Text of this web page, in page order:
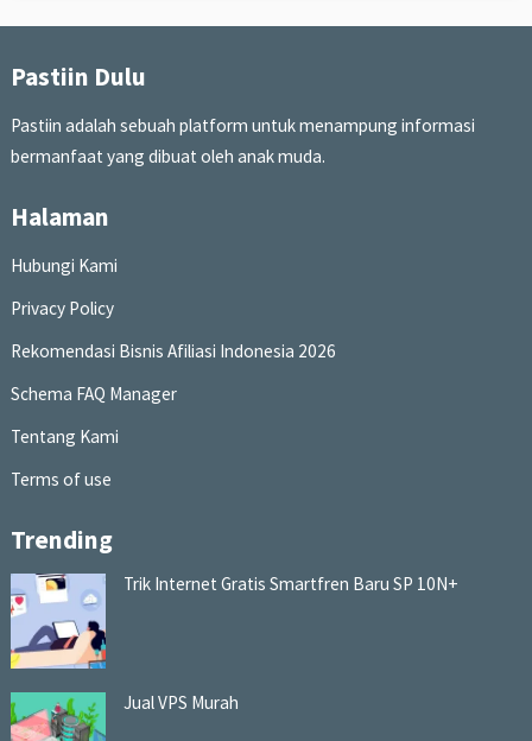
Pastiin Dulu
Pastiin adalah sebuah platform untuk menampung informasi
bermanfaat yang dibuat oleh anak muda.
Halaman
Hubungi Kami
Privacy Policy
Rekomendasi Bisnis Afiliasi Indonesia 2026
Schema FAQ Manager
Tentang Kami
Terms of use
Trending
Trik Internet Gratis Smartfren Baru SP 10N+
Jual VPS Murah